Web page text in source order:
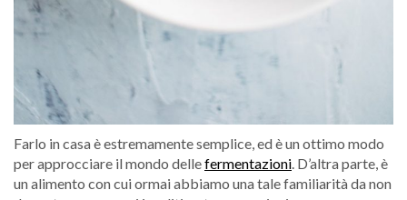
Farlo in casa è estremamente semplice, ed è un ottimo modo
per approcciare il mondo dellefermentazioni. D’altra parte, è
un alimento con cui ormai abbiamo una tale familiarità da non